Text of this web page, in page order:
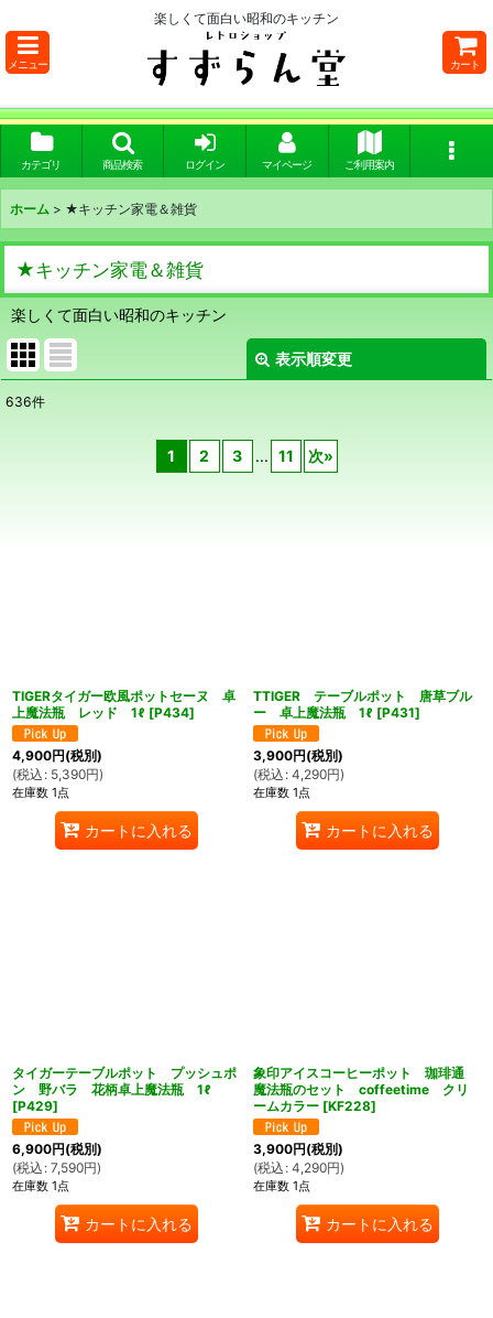
楽しくて面白い昭和のキッチン
メニュー カート
カテゴリ 商品検索 ログイン マイページ ご利用案内
ホーム > ★キッチン家電＆雑貨
★キッチン家電＆雑貨
楽しくて面白い昭和のキッチン
表示順変更
サブカテゴリ
636件
1 2 3 ... 11 次»
TIGERタイガー欧風ポットセーヌ 卓
上魔法瓶 レッド 1ℓ [P434]
4,900円(税別)
(税込 : 5,390円)
在庫数 1点
カートに入れる
TTIGER テーブルポット 唐草ブル
ー 卓上魔法瓶 1ℓ [P431]
3,900円(税別)
(税込 : 4,290円)
在庫数 1点
カートに入れる
タイガーテーブルポット プッシュポ
ン 野バラ 花柄卓上魔法瓶 1ℓ
[P429]
6,900円(税別)
(税込 : 7,590円)
在庫数 1点
カートに入れる
象印アイスコーヒーポット 珈琲通
魔法瓶のセット coffeetime クリ
ームカラー [KF228]
3,900円(税別)
(税込 : 4,290円)
在庫数 1点
カートに入れる